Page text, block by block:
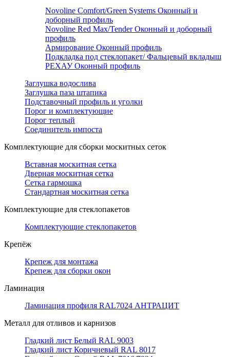
Novoline Comfort/Green Systems Оконный и
доборный профиль
Novoline Red Max/Tender Оконный и доборный
профиль
Армирование Оконный профиль
Подкладка под стеклопакет/ Фальцевый вкладыш
РЕХАУ Оконный профиль
Заглушка водослива
Заглушка паза штапика
Подставочный профиль и уголки
Порог и комплектующие
Порог теплый
Соединитель импоста
Комплектующие для сборки москитных сеток
Вставная москитная сетка
Дверная москитная сетка
Сетка гармошка
Стандартная москитная сетка
Комплектующие для стеклопакетов
Комплектующие стеклопакетов
Крепёж
Крепеж для монтажа
Крепеж для сборки окон
Ламинация
Ламинация профиля RAL7024 АНТРАЦИТ
Металл для отливов и карнизов
Гладкий лист Белый RAL 9003
Гладкий лист Коричневый RAL 8017